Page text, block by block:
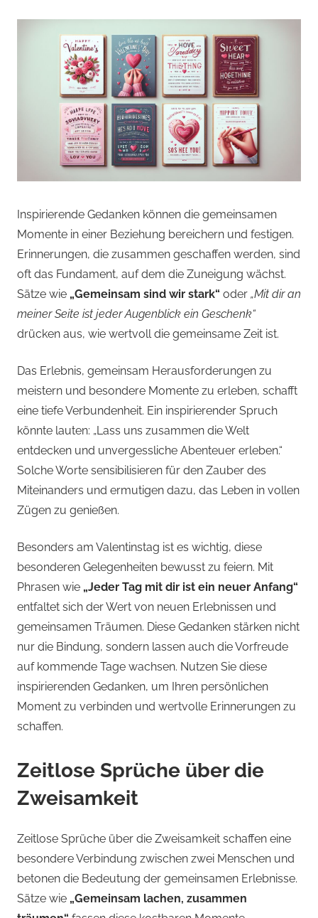
Inspirierende Gedanken können die gemeinsamen
Momente in einer Beziehung bereichern und festigen.
Erinnerungen, die zusammen geschaffen werden, sind
oft das Fundament, auf dem die Zuneigung wächst.
Sätze wie „Gemeinsam sind wir stark“ oder „Mit dir an
meiner Seite ist jeder Augenblick ein Geschenk“
drücken aus, wie wertvoll die gemeinsame Zeit ist.
Das Erlebnis, gemeinsam Herausforderungen zu
meistern und besondere Momente zu erleben, schafft
eine tiefe Verbundenheit. Ein inspirierender Spruch
könnte lauten: „Lass uns zusammen die Welt
entdecken und unvergessliche Abenteuer erleben.“
Solche Worte sensibilisieren für den Zauber des
Miteinanders und ermutigen dazu, das Leben in vollen
Zügen zu genießen.
Besonders am Valentinstag ist es wichtig, diese
besonderen Gelegenheiten bewusst zu feiern. Mit
Phrasen wie „Jeder Tag mit dir ist ein neuer Anfang“
entfaltet sich der Wert von neuen Erlebnissen und
gemeinsamen Träumen. Diese Gedanken stärken nicht
nur die Bindung, sondern lassen auch die Vorfreude
auf kommende Tage wachsen. Nutzen Sie diese
inspirierenden Gedanken, um Ihren persönlichen
Moment zu verbinden und wertvolle Erinnerungen zu
schaffen.
Zeitlose Sprüche über die
Zweisamkeit
Zeitlose Sprüche über die Zweisamkeit schaffen eine
besondere Verbindung zwischen zwei Menschen und
betonen die Bedeutung der gemeinsamen Erlebnisse.
Sätze wie „Gemeinsam lachen, zusammen